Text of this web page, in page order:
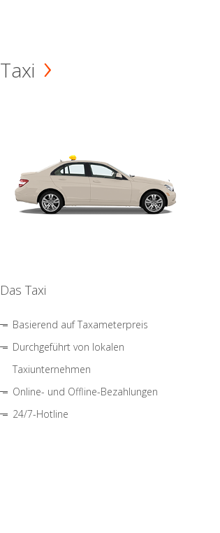
Taxi
Das Taxi
Basierend auf Taxameterpreis
Durchgeführt von lokalen
Taxiunternehmen
Online- und Offline-Bezahlungen
24/7-Hotline